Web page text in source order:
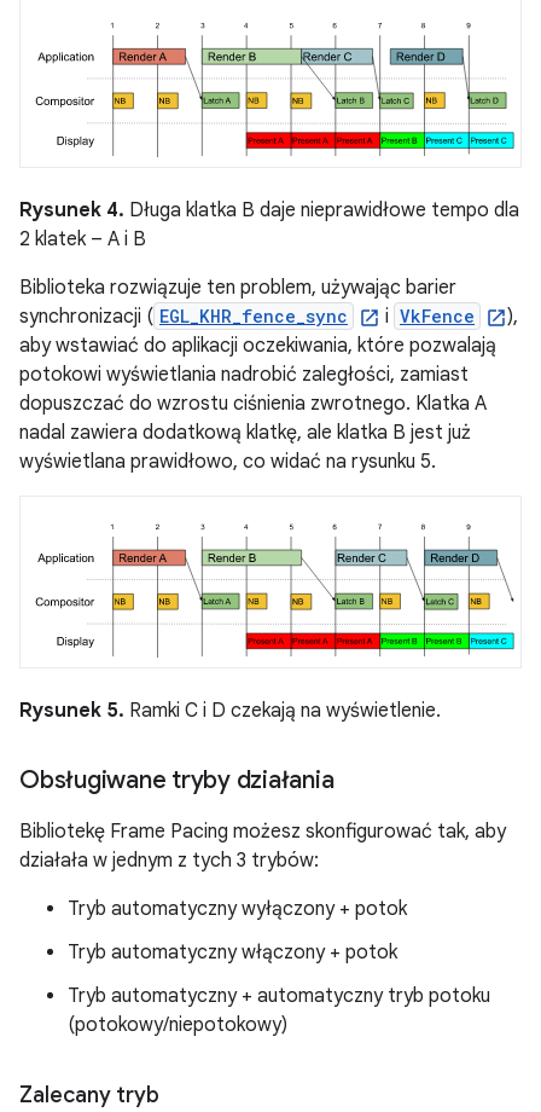
Rysunek 4. Długa klatka B daje nieprawidłowe tempo dla
2 klatek – A i B
Biblioteka rozwiązuje ten problem, używając barier
synchronizacji ( EGL_KHR_fence_sync i VkFence
),
aby wstawiać do aplikacji oczekiwania, które pozwalają
potokowi wyświetlania nadrobić zaległości, zamiast
dopuszczać do wzrostu ciśnienia zwrotnego. Klatka A
nadal zawiera dodatkową klatkę, ale klatka B jest już
wyświetlana prawidłowo, co widać na rysunku 5.
Rysunek 5. Ramki C i D czekają na wyświetlenie.
Obsługiwane tryby działania
Bibliotekę Frame Pacing możesz skonfigurować tak, aby
działała w jednym z tych 3 trybów:
Tryb automatyczny wyłączony + potok
Tryb automatyczny włączony + potok
Tryb automatyczny + automatyczny tryb potoku
(potokowy/niepotokowy)
Zalecany tryb